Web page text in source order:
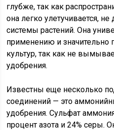
глубже, так как
она легко улетучивается,
системы растений. Она
применению и значительно
культур, так как не
удобрения.
Известны еще несколько
соединений — это
удобрения. Сульфат
процент азота и 24% серы.